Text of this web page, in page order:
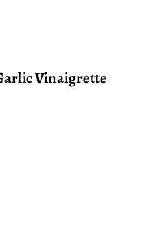
Vinaigrette